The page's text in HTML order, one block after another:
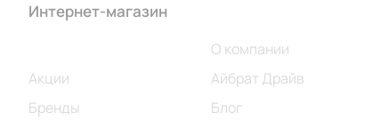
Интернет-магазин
Акции
Бренды
О компании
Айбрат Драйв
Блог